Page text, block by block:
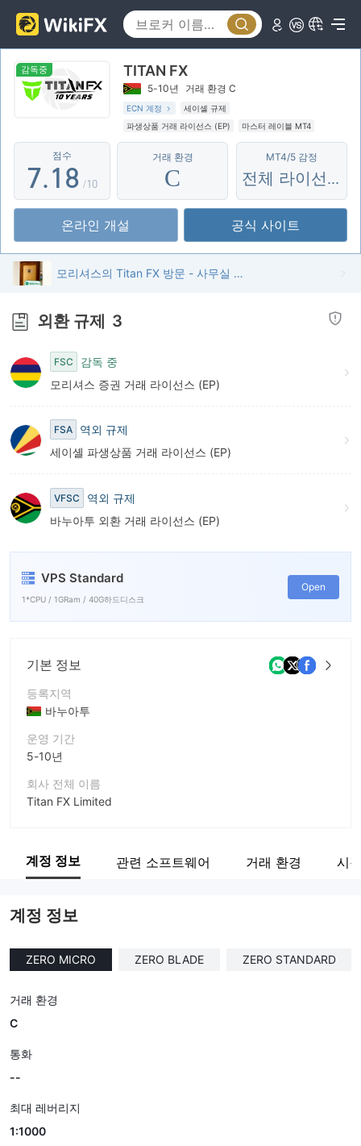
감독중 TITAN FX
5-10년 거래 환경 C
ECN 계정
세이셸 규제
파생상품 거래 라이선스 (EP)
마스터 레이블 MT4
글로벌 업무
역외 규제
점수
2
3
4
6
7
8
9
.
0
1
2
3
4
5
6
7
9
3
4
5
7
8
9
/10
거래 환경
C
MT4/5 감정
전체 라이선스
온라인 개설 공식 사이트
모리셔스의 Titan FX 방문 - 사무실 발견
외환 규제 3
FSC
감독 중
모리셔스 증권 거래 라이선스 (EP)
FSA
역외 규제
세이셸 파생상품 거래 라이선스 (EP)
VFSC
역외 규제
바누아투 외환 거래 라이선스 (EP)
VPS Standard
1*CPU / 1GRam / 40G하드디스크
Open
기본 정보
등록지역
바누아투
운영 기간
5-10년
회사 전체 이름
Titan FX Limited
기업 직원
계정 정보 관련 소프트웨어 거래 환경 시
계정 정보
ZERO MICRO ZERO BLADE ZERO STANDARD
거래 환경
C
통화
--
최대 레버리지
1:1000